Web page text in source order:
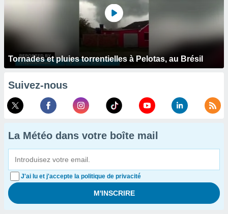
Tornades et pluies torrentielles à Pelotas, au Brésil
Suivez-nous
La Météo dans votre boîte mail
J'ai lu et j'accepte la politique de privacité